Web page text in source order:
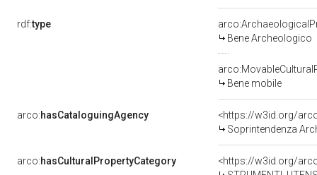
rdf:type
Bene Archeologico
Bene mobile
arco:hasCataloguingAgency
<https://w3id.org/
Soprintendenza
arco:hasCulturalPropertyCategory